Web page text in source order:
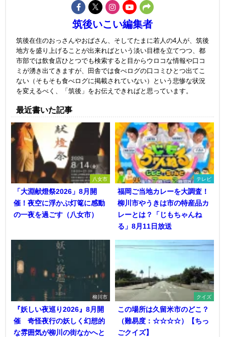
筑後いこい編集者
筑後在住のおっさんやおばさん、そしてたまに若人の4人が、筑後
地方を盛り上げることが出来ればという淡い目標を立てつつ、都
市部では飲食店ひとつでも検索すると目からウロコな情報や口コ
ミが湧き出てきますが、田舎では食べログの口コミひとつ出てこ
ない（そもそも食べログに掲載されていない）という悲惨な状況
を変えるべく、「筑後」をお伝えできればと思っています。
最近書いた記事
八女市
「大淵献燈祭2026」8月開
催！夜空に浮かぶ灯篭に感動
の一夜を過ごす（八女市）
テレビ
福岡ご当地カレーを大調査！
柳川市やうきは市の特産品カ
レーとは？「じもちゃんね
る」8月11日放送
柳川市
『妖しい夜巡り2026』8月開
催 奇怪夜行の妖しく幻想的
な雰囲気が柳川の街なかへと
クイズ
この場所は久留米市のどこ？
（難易度：☆☆☆☆）【ちっ
ごクイズ】